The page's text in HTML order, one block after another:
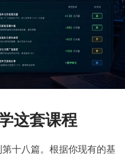
这套课程
十八篇。根据你现有的基